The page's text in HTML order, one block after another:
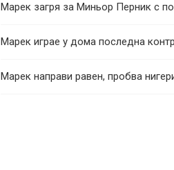
Марек загря за Миньор Перник с
Марек играе у дома последна
Марек направи равен, пробва